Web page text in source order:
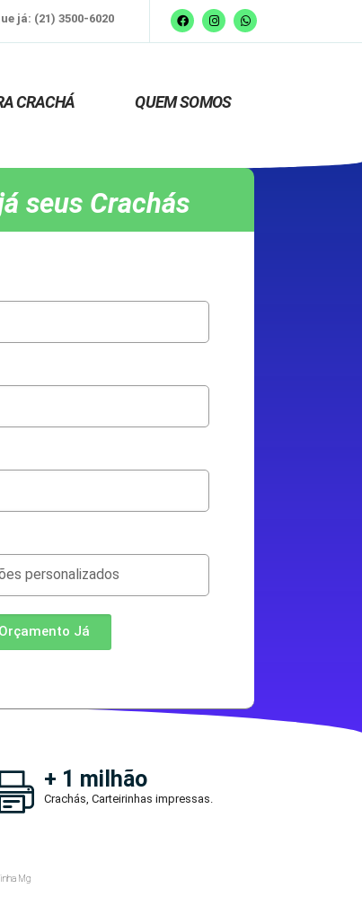
já: (21) 3500-6020
CRACHÁ QUEM SOMOS
seus Crachás
Já
+ 1 milhão
Crachás, Carteirinhas impressas.
Mg